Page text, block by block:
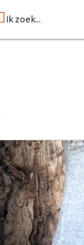
Ik zoek...